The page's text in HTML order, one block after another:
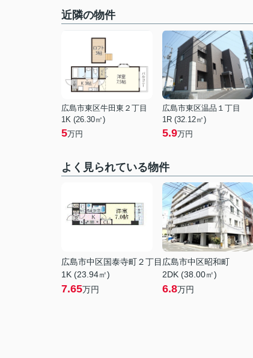
近隣の物件
広島市東区牛田東２丁目
1K (26.30㎡)
5万円
広島市東区温品１丁目
1R (32.12㎡)
5.9万円
よく見られている物件
広島市中区国泰寺町２丁目
1K (23.94㎡)
7.65万円
広島市中区昭和町
2DK (38.00㎡)
6.8万円